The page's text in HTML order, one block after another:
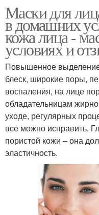
Маски для
в домашних
кожа лица -
условиях и
Повышенное
блеск, широкие поры,
воспаления, на лице
обладательницам
уходе, регулярных
все можно исправить.
пористой кожи – она
эластичность.